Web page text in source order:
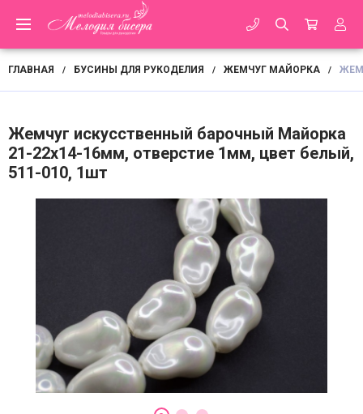
ГЛАВНАЯ / БУСИНЫ ДЛЯ РУКОДЕЛИЯ / ЖЕМЧУГ МАЙОРКА /
Жемчуг искусственный барочный Майорка
21-22х14-16мм, отверстие 1мм, цвет белый,
511-010, 1шт